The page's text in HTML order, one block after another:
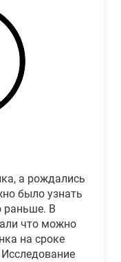
а рождались
было узнать
раньше. В
что можно
на сроке